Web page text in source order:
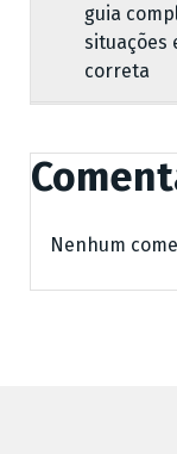
guia
situações
correta
Nenhum